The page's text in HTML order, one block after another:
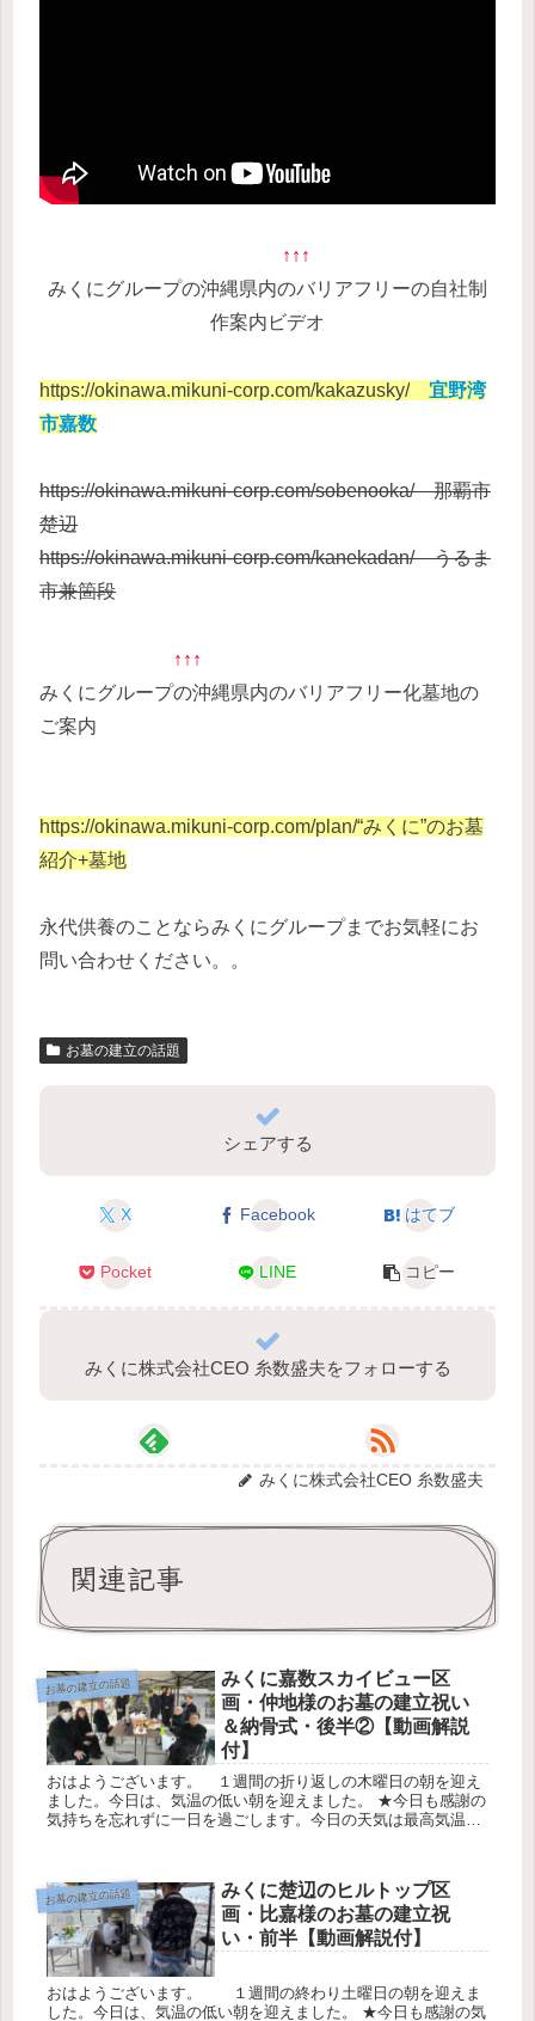
↑↑↑
みくにグループの沖縄県内のバリアフリーの自社制
作案内ビデオ
https://okinawa.mikuni-corp.com/kakazusky/
宜野湾
市嘉数
https://okinawa.mikuni-corp.com/sobenooka/ 那覇市
楚辺
https://okinawa.mikuni-corp.com/kanekadan/ うるま
市兼箇段
↑↑↑
みくにグループの沖縄県内のバリアフリー化墓地の
ご案内
https://okinawa.mikuni-corp.com/plan/“みくに”のお墓
紹介+墓地
永代供養のことならみくにグループまでお気軽にお
問い合わせください。。
お墓の建立の話題
シェアする
X Facebook はてブ
Pocket LINE コピー
みくに株式会社CEO 糸数盛夫をフォローする
みくに株式会社CEO 糸数盛夫
関連記事
お墓の建立の話題
みくに嘉数スカイビュー区
画・仲地様のお墓の建立祝い
＆納骨式・後半②【動画解説
付】
おはようございます。 １週間の折り返しの木曜日の朝を迎え
ました。今日は、気温の低い朝を迎えました。 ★今日も感謝の
気持ちを忘れずに一日を過ごします。今日の天気は最高気温１
お墓の建立の話題
みくに楚辺のヒルトップ区
画・比嘉様のお墓の建立祝
い・前半【動画解説付】
おはようございます。 １週間の終わり土曜日の朝を迎えま
した。今日は、気温の低い朝を迎えました。 ★今日も感謝の気